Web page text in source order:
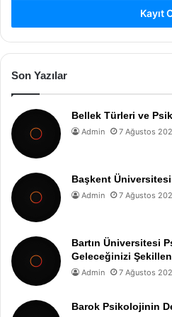
Kayıt
Son Yazılar
Bellek Türleri ve
Admin 7 Ağustos
Başkent
Admin 7 Ağustos
Bartın Üniversitesi
Geleceğinizi
Admin 7 Ağustos
Barok Psikolojinin